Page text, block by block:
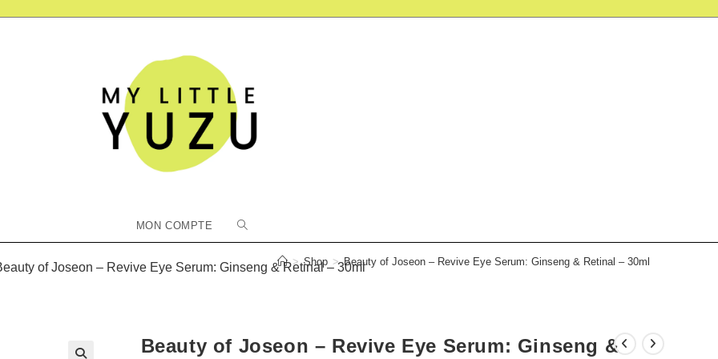
MON COMPTE Toggle
of Joseon – Revive Eye Serum: Ginseng & Retinal – 30ml
> Shop > Beauty of Joseon – Revive Eye Serum: Ginseng & Retinal – 30ml
Beauty of Joseon – Revive Eye Serum: Ginseng &